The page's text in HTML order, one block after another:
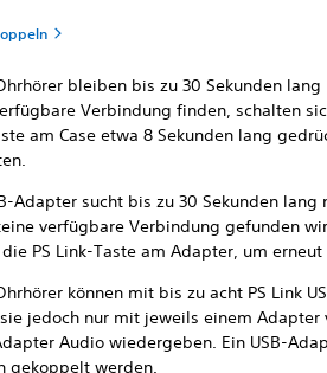
bleiben bis zu 30 Sekunden
Verbindung finden, schalten
am Case etwa 8 Sekunden lang
Adapter sucht bis zu 30 Sekunden lang
verfügbare Verbindung gefunden
die PS Link-Taste am Adapter, um
können mit bis zu acht PS Link
jedoch nur mit jeweils einem
Audio wiedergeben. Ein USB-
gekoppelt werden.